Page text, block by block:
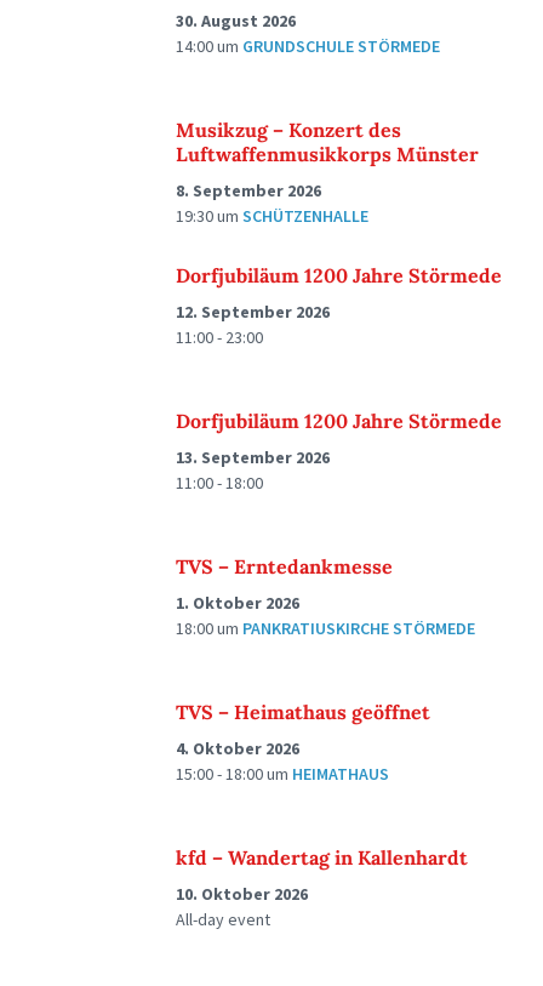
30. August 2026
14:00um GRUNDSCHULE STÖRMEDE
Musikzug – Konzert des
Luftwaffenmusikkorps Münster
8. September 2026
19:30um SCHÜTZENHALLE
Dorfjubiläum 1200 Jahre Störmede
12. September 2026
11:00 - 23:00
Dorfjubiläum 1200 Jahre Störmede
13. September 2026
11:00 - 18:00
TVS – Erntedankmesse
1. Oktober 2026
18:00um PANKRATIUSKIRCHE STÖRMEDE
TVS – Heimathaus geöffnet
4. Oktober 2026
15:00 - 18:00um HEIMATHAUS
kfd – Wandertag in Kallenhardt
10. Oktober 2026
All-day event